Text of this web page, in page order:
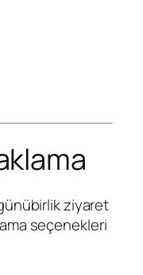
ziyaret
seçenekleri